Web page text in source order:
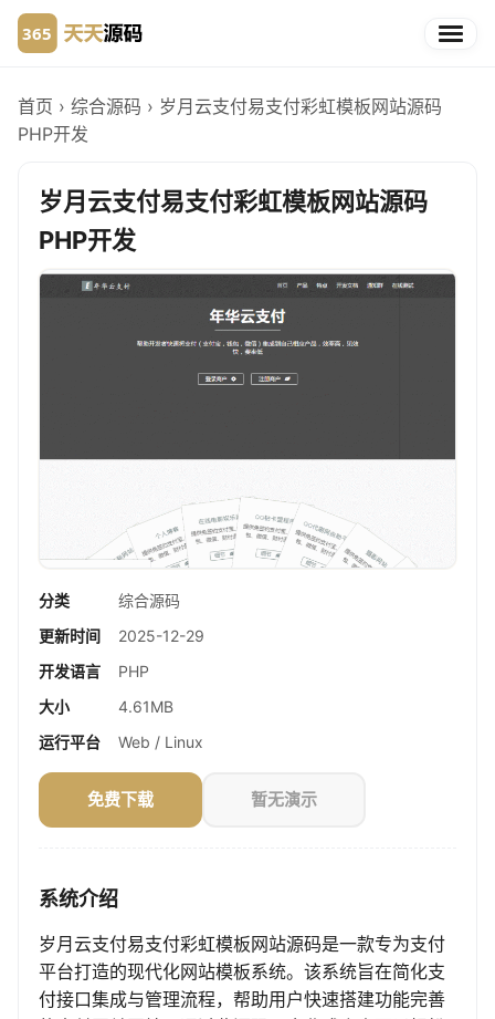
首页 › 综合源码 › 岁月云支付易支付彩虹模板网站源码
PHP开发
岁月云支付易支付彩虹模板网站源码
PHP开发
分类
综合源码
更新时间
2025-12-29
开发语言
PHP
大小
4.61MB
运行平台
Web / Linux
免费下载 暂无演示
系统介绍
岁月云支付易支付彩虹模板网站源码是一款专为支付
平台打造的现代化网站模板系统。该系统旨在简化支
付接口集成与管理流程，帮助用户快速搭建功能完善